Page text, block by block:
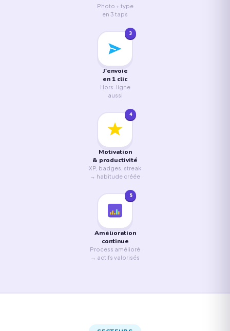
Photo + type
en 3 taps
3
J'envoie
en 1 clic
Hors-ligne
aussi
4
Motivation
& productivité
XP, badges, streak
→ habitude créée
5
Amélioration
continue
Process amélioré
→ actifs valorisés